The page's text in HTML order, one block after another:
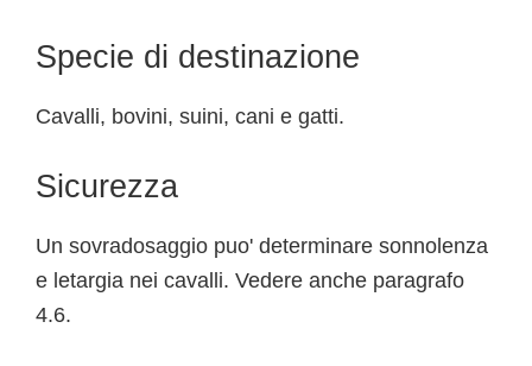
Specie di destinazione
Cavalli, bovini, suini, cani e gatti.
Sicurezza
Un sovradosaggio puo' determinare sonnolenza
e letargia nei cavalli. Vedere anche paragrafo
4.6.